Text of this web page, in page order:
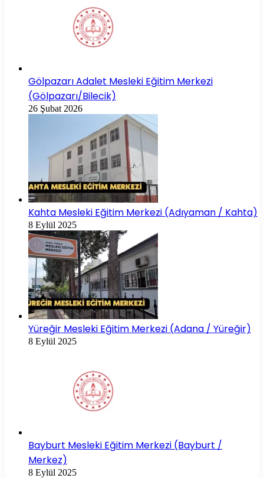
Gölpazarı Adalet Mesleki Eğitim Merkezi
(Gölpazarı/Bilecik)
26 Şubat 2026
Kahta Mesleki Eğitim Merkezi (Adıyaman / Kahta)
8 Eylül 2025
Yüreğir Mesleki Eğitim Merkezi (Adana / Yüreğir)
8 Eylül 2025
Bayburt Mesleki Eğitim Merkezi (Bayburt /
Merkez)
8 Eylül 2025